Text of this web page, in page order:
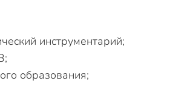
инструментарий;
образования;